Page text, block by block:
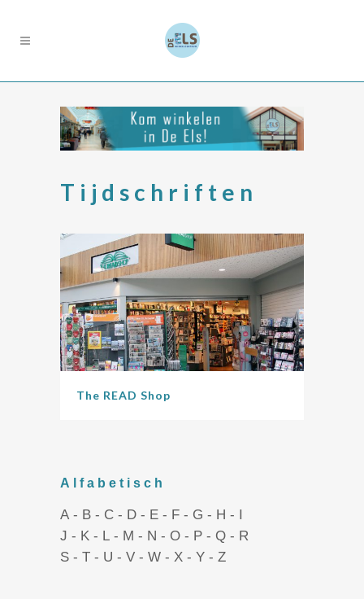
Tijdschriften
The READ Shop
Alfabetisch
A - B - C - D - E - F - G - H - I
J - K - L - M - N - O - P - Q - R
S - T - U - V - W - X - Y - Z